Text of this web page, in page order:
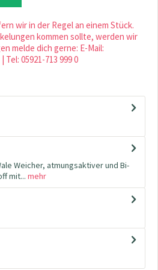
wir in der Regel an einem Stück.
kommen sollte, werden wir
melde dich gerne: E-Mail:
05921-713 999 0
Weicher, atmungsaktiver und Bi-
mit... mehr